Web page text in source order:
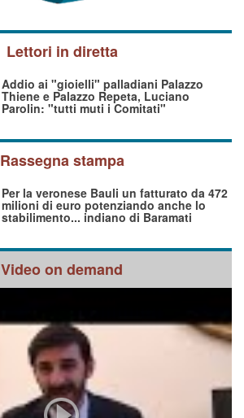
Lettori in diretta
Addio ai "gioielli" palladiani Palazzo
Thiene e Palazzo Repeta, Luciano
Parolin: "tutti muti i Comitati"
Rassegna stampa
Per la veronese Bauli un fatturato da 472
milioni di euro potenziando anche lo
stabilimento... indiano di Baramati
Video on demand